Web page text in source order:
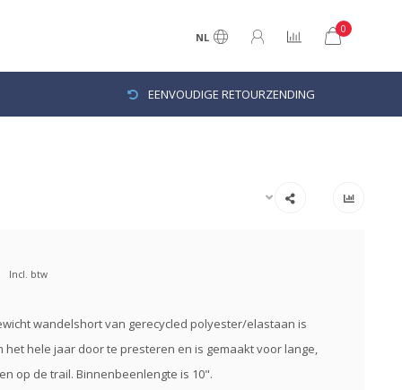
NL
0
EENVOUDIGE RETOURZENDING
Incl. btw
wandelshort van gerecycled polyester/elastaan is
het hele jaar door te presteren en is gemaakt voor lange,
op de trail. Binnenbeenlengte is 10".